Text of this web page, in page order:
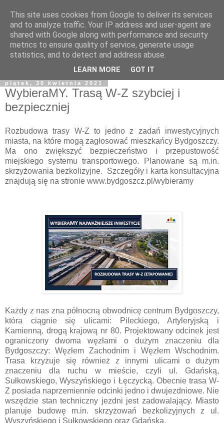
piątek, 30 kwietnia 2021
WybieraMY. Trasą W-Z szybciej i
bezpieczniej
Rozbudowa trasy W-Z to jedno z zadań inwestycyjnych
miasta, na które mogą zagłosować mieszkańcy Bydgoszczy.
Ma ono zwiększyć bezpieczeństwo i przepustowość
miejskiego systemu transportowego. Planowane są m.in.
skrzyżowania bezkolizyjne. Szczegóły i karta konsultacyjna
znajdują się na stronie www.bydgoszcz.pl/wybieramy
Każdy z nas zna północną obwodnicę centrum Bydgoszczy,
która ciągnie się ulicami: Pileckiego, Artyleryjską i
Kamienną, drogą krajową nr 80. Projektowany odcinek jest
ograniczony dwoma węzłami o dużym znaczeniu dla
Bydgoszczy: Węzłem Zachodnim i Węzłem Wschodnim.
Trasa krzyżuje się również z innymi ulicami o dużym
znaczeniu dla ruchu w mieście, czyli ul. Gdańską,
Sułkowskiego, Wyszyńskiego i Łęczycką. Obecnie trasa W-
Z posiada naprzemiennie odcinki jedno i dwujezdniowe. Nie
wszędzie stan techniczny jezdni jest zadowalający. Miasto
planuje budowę m.in. skrzyżowań bezkolizyjnych z ul.
Wyszyńskiego i Sułkowskiego oraz Gdańską.
This site uses cookies from Google to deliver its services
and to analyze traffic. Your IP address and user-agent are
shared with Google along with performance and security
metrics to ensure quality of service, generate usage
statistics, and to detect and address abuse.
LEARN MORE GOT IT